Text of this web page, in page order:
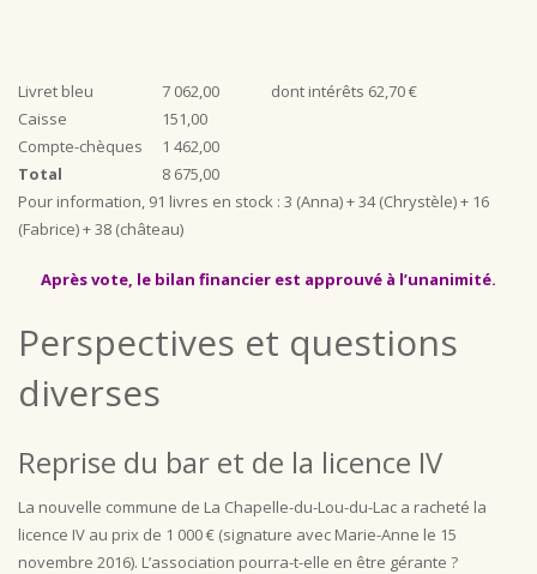
Livret bleu 7 062,00
dont intérêts 62,70 €
Caisse
151,00
Compte-chèques
1 462,00
Total
8 675,00
Pour information, 91 livres en stock : 3 (Anna) + 34 (Chrystèle) + 16
(Fabrice) + 38 (château)
Après vote, le bilan financier est approuvé à l’unanimité.
Perspectives et questions
diverses
Reprise du bar et de la licence IV
La nouvelle commune de La Chapelle-du-Lou-du-Lac a racheté la
licence IV au prix de 1 000 € (signature avec Marie-Anne le 15
novembre 2016). L’association pourra-t-elle en être gérante ?